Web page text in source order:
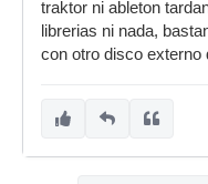
traktor ni ableton
librerias ni nada,
con otro disco externo